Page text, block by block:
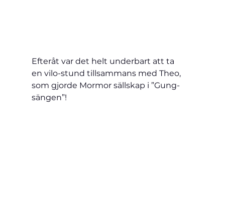
Efteråt var det helt underbart att ta
en vilo-stund tillsammans med Theo,
som gjorde Mormor sällskap i ”Gung-
sängen”!